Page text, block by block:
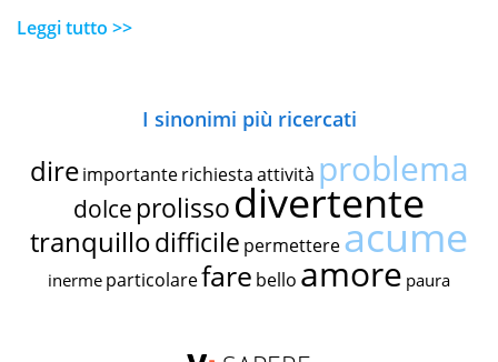
Leggi tutto >>
I sinonimi più ricercati
dire importante richiestaattività problema
dolce prolissodivertente
tranquillodifficile permettereacume
inerme particolarefare bello amore paura